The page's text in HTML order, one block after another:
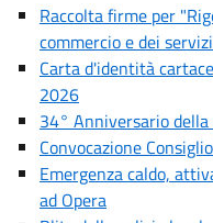
Raccolta firme per
commercio e dei
Carta d'identità
2026
34° Anniversario della
Convocazione
Emergenza caldo,
ad Opera